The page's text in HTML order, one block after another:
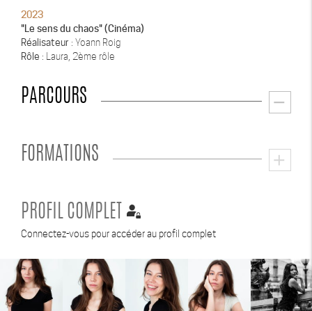
2023
"Le sens du chaos" (Cinéma)
Réalisateur : Yoann Roig
Rôle : Laura, 2ème rôle
PARCOURS remove
FORMATIONS add
PROFIL COMPLET
Connectez-vous pour accéder au profil complet